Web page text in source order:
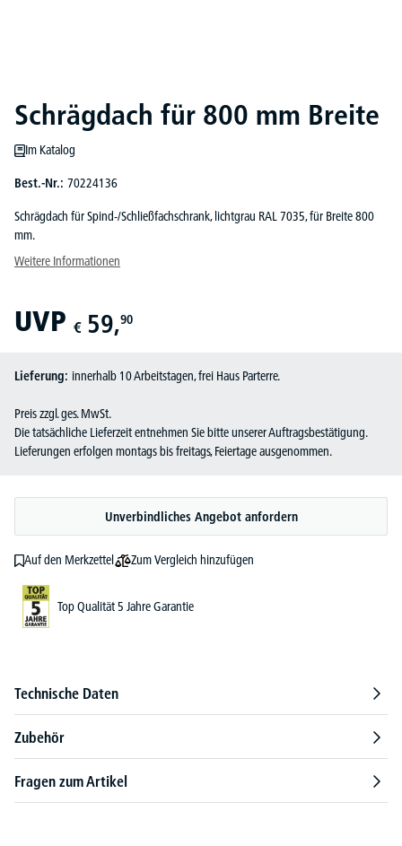
Schrägdach für 800 mm Breite
Im Katalog
Best.-Nr.: 70224136
Schrägdach für Spind-/Schließfachschrank, lichtgrau RAL 7035, für Breite 800
mm.
Weitere Informationen
UVP € 59,90
Lieferung: innerhalb 10 Arbeitstagen, frei Haus Parterre.
Preis zzgl. ges. MwSt.
Die tatsächliche Lieferzeit entnehmen Sie bitte unserer Auftragsbestätigung.
Lieferungen erfolgen montags bis freitags, Feiertage ausgenommen.
Unverbindliches Angebot anfordern
Auf den Merkzettel Zum Vergleich hinzufügen
Top Qualität 5 Jahre Garantie
Technische Daten
Zubehör
Fragen zum Artikel